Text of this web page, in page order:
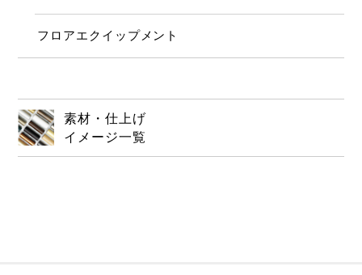
フロアエクイップメント
素材・仕上げ
イメージ一覧